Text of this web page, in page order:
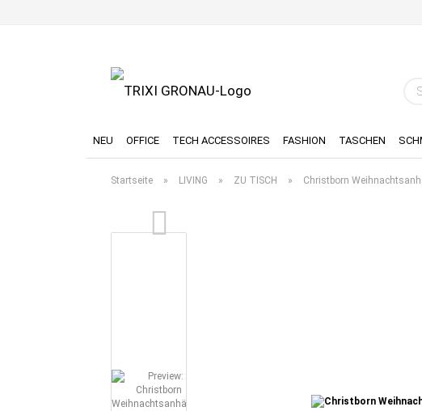
NEU OFFICE TECH ACCESSOIRES FASHION TASCHEN
Startseite » LIVING » ZU TISCH » Christborn